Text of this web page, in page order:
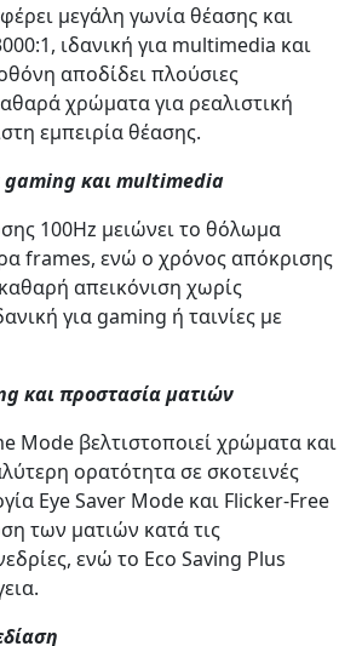
μεγάλη γωνία θέασης και
ιδανική για multimedia και
αποδίδει πλούσιες
χρώματα για ρεαλιστική
εμπειρία θέασης.
gaming και multimedia
100Hz μειώνει το θόλωμα
frames, ενώ ο χρόνος απόκρισης
απεικόνιση χωρίς
για gaming ή ταινίες με
και προστασία ματιών
Mode βελτιστοποιεί χρώματα και
ορατότητα σε σκοτεινές
Eye Saver Mode και Flicker-Free
των ματιών κατά τις
ενώ το Eco Saving Plus